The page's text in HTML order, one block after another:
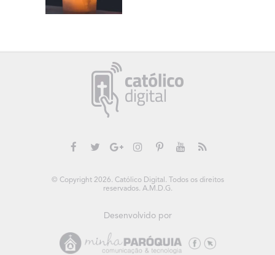
© Copyright 2026. Católico Digital. Todos os direitos
reservados. A.M.D.G.
Desenvolvido por